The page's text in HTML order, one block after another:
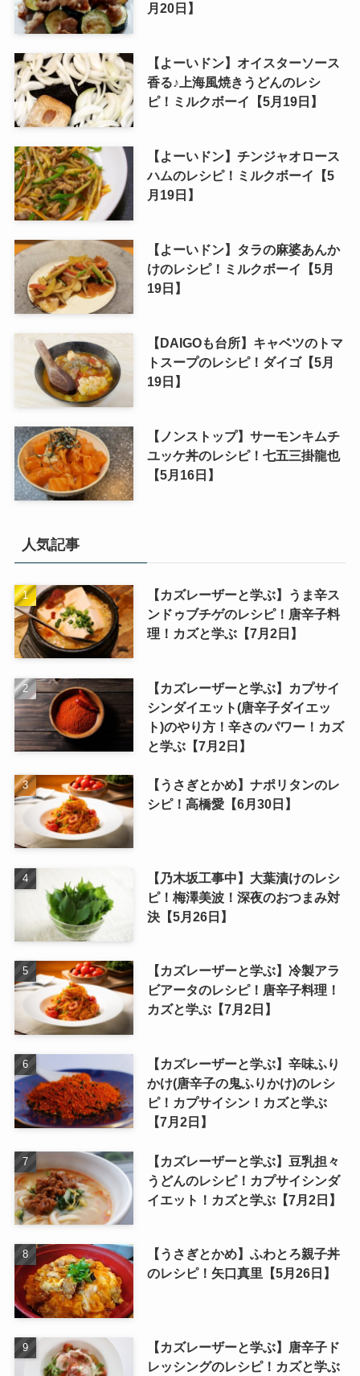
月20日】
【よーいドン】オイスターソース
香る♪上海風焼きうどんのレシ
ピ！ミルクボーイ【5月19日】
【よーいドン】チンジャオロース
ハムのレシピ！ミルクボーイ【5
月19日】
【よーいドン】タラの麻婆あんか
けのレシピ！ミルクボーイ【5月
19日】
【DAIGOも台所】キャベツのトマ
トスープのレシピ！ダイゴ【5月
19日】
【ノンストップ】サーモンキムチ
ユッケ丼のレシピ！七五三掛龍也
【5月16日】
人気記事
【カズレーザーと学ぶ】うま辛ス
ンドゥブチゲのレシピ！唐辛子料
理！カズと学ぶ【7月2日】
【カズレーザーと学ぶ】カプサイ
シンダイエット(唐辛子ダイエッ
ト)のやり方！辛さのパワー！カズ
と学ぶ【7月2日】
【うさぎとかめ】ナポリタンのレ
シピ！高橋愛【6月30日】
【乃木坂工事中】大葉漬けのレシ
ピ！梅澤美波！深夜のおつまみ対
決【5月26日】
【カズレーザーと学ぶ】冷製アラ
ビアータのレシピ！唐辛子料理！
カズと学ぶ【7月2日】
【カズレーザーと学ぶ】辛味ふり
かけ(唐辛子の鬼ふりかけ)のレシ
ピ！カプサイシン！カズと学ぶ
【7月2日】
【カズレーザーと学ぶ】豆乳担々
うどんのレシピ！カプサイシンダ
イエット！カズと学ぶ【7月2日】
【うさぎとかめ】ふわとろ親子丼
のレシピ！矢口真里【5月26日】
【カズレーザーと学ぶ】唐辛子ド
レッシングのレシピ！カズと学ぶ